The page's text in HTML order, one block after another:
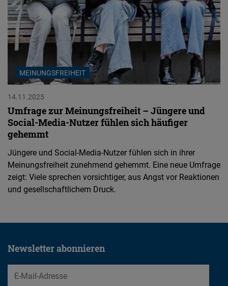
MEINUNGSFREIHEIT
14.11.2025
Umfrage zur Meinungsfreiheit – Jüngere und
Social-Media-Nutzer fühlen sich häufiger
gehemmt
Jüngere und Social-Media-Nutzer fühlen sich in ihrer
Meinungsfreiheit zunehmend gehemmt. Eine neue Umfrage
zeigt: Viele sprechen vorsichtiger, aus Angst vor Reaktionen
und gesellschaftlichem Druck.
Newsletter abonnieren
EMail